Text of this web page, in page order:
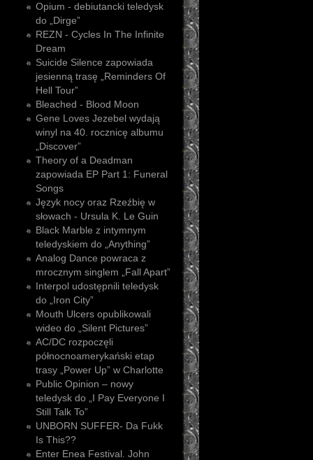
Opium - debiutancki teledysk
do „Dirge”
REZN - Cycles In The Infinite
Dream
Suicide Silence zapowiada
jesienną trasę „Reminders Of
Hell Tour”
Bleached - Blood Moon
Gene Loves Jezebel wydają
winyl na 40. rocznicę albumu
„Discover”
Theory of a Deadman
zapowiada EP Part 1: Funeral
Songs
Język nocy oraz Rzeźbię w
słowach - Ursula K. Le Guin
Black Marble z intymnym
teledyskiem do „Anything”
Analog Dance powraca z
mrocznym singlem „Fall Apart”
Interpol udostępnili teledysk
do „Iron City”
Mouth Ulcers opublikowali
wideo do „Silent Pictures”
AC/DC rozpoczęli
północnoamerykański etap
trasy „Power Up” w Charlotte
Public Opinion – nowy
teledysk do „I Pay Everyone I
Still Talk To”
UNBORN SUFFER- Da Fukk
Is This??
Enter Enea Festival. John